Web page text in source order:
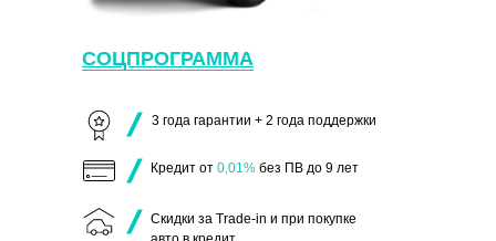
3 года гарантии + 2 года поддержки
Скидки за Trade-in и при покупке
Кредит от 0,01% без ПВ до 9 лет
СОЦПРОГРАММА